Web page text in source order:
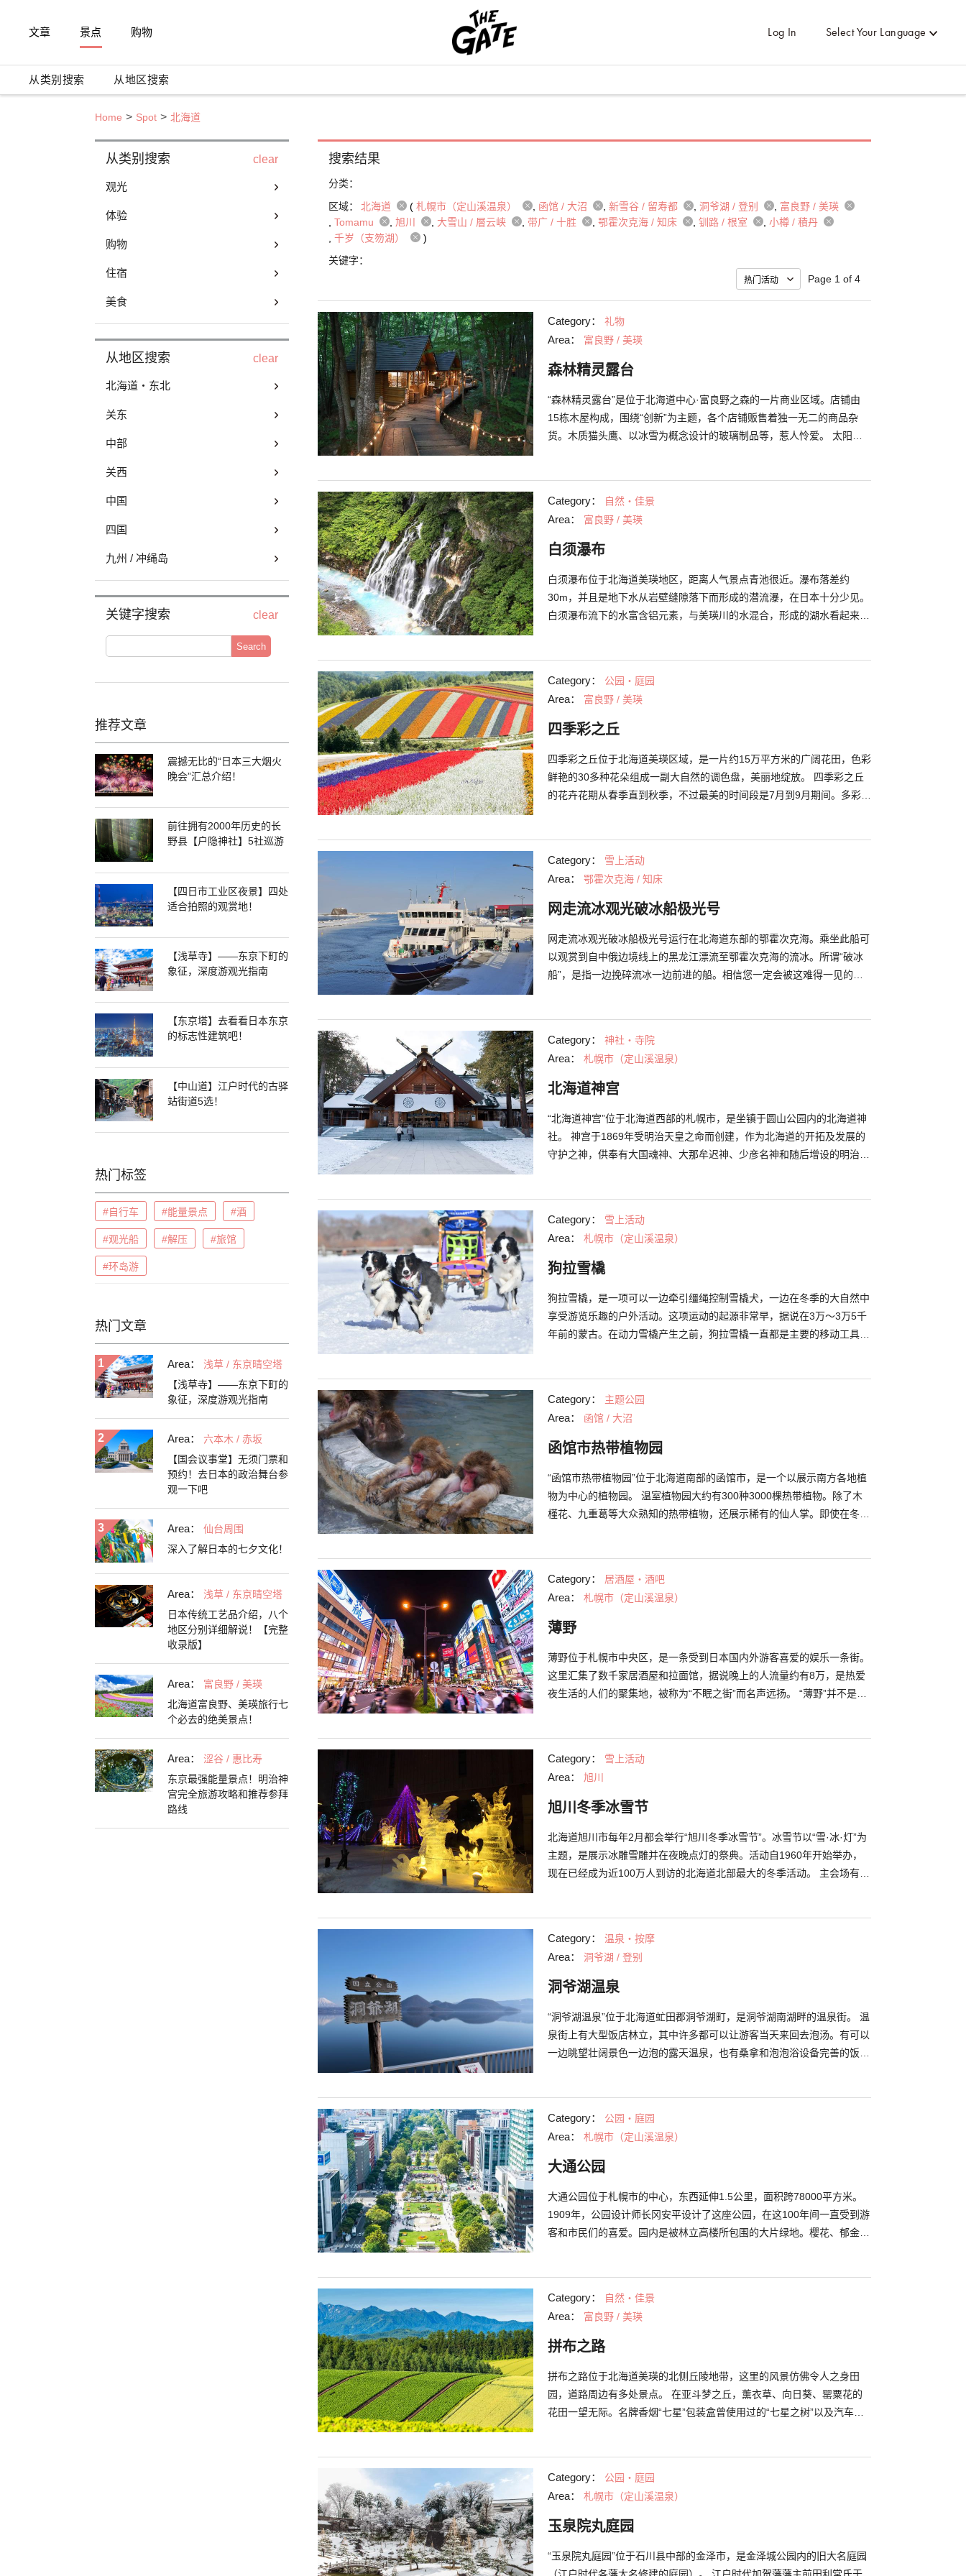
文章 景点 购物 Log In Select Your Language
从类别搜索 从地区搜索
Home Spot 北海道
从类别搜索 clear
观光
体验
购物
住宿
美食
从地区搜索 clear
北海道・东北
关东
中部
关西
中国
四国
九州 / 冲绳岛
关键字搜索 clear
Search
推荐文章
震撼无比的“日本三大烟火
晚会”汇总介绍！
前往拥有2000年历史的长
野县【户隐神社】5社巡游
【四日市工业区夜景】四处
适合拍照的观赏地！
【浅草寺】——东京下町的
象征，深度游观光指南
【东京塔】去看看日本东京
的标志性建筑吧！
【中山道】江户时代的古驿
站街道5选！
热门标签
#自行车 #能量景点 #酒
#观光船 #解压 #旅馆
#环岛游
热门文章
Area：
浅草 / 东京晴空塔
【浅草寺】——东京下町的
象征，深度游观光指南
Area：
六本木 / 赤坂
【国会议事堂】无须门票和
预约！去日本的政治舞台参
观一下吧
Area：
仙台周围
深入了解日本的七夕文化！
Area：
浅草 / 东京晴空塔
日本传统工艺品介绍，八个
地区分别详细解说！【完整
收录版】
Area：
富良野 / 美瑛
北海道富良野、美瑛旅行七
个必去的绝美景点！
Area：
涩谷 / 惠比寿
东京最强能量景点！明治神
宫完全旅游攻略和推荐参拜
路线
搜索结果
分类：
区域：
北海道 ( 札幌市（定山溪温泉） 函馆 / 大沼 新雪谷 / 留寿都 洞爷湖 / 登别
富良野 / 美瑛
Tomamu
旭川 大雪山 / 層云峡 带广 / 十胜 鄂霍次克海 / 知床 钏路 / 根室
小樽 / 積丹
千岁（支笏湖）
)
关键字：
Page 1 of 4
Category： 礼物
Area： 富良野 / 美瑛
森林精灵露台
“森林精灵露台”是位于北海道中心·富良野之森的一片商业区域。店铺由
15栋木屋构成，围绕“创新”为主题，各个店铺贩售着独一无二的商品杂
货。木质猫头鹰、以冰雪为概念设计的玻璃制品等，惹人怜爱。 太阳落
Category： 自然・佳景
Area： 富良野 / 美瑛
白须瀑布
白须瀑布位于北海道美瑛地区，距离人气景点青池很近。瀑布落差约
30m，并且是地下水从岩壁缝隙落下而形成的潜流瀑，在日本十分少见。
白须瀑布流下的水富含铝元素，与美瑛川的水混合，形成的湖水看起来是
景象。另外，严冬时的白须瀑布也不会冻结，届时可以欣赏到因瀑布跌落
而形成的水蒸气附着在树枝上的景象“树冰”，可谓大自然的艺术品。
Category： 公园・庭园
Area： 富良野 / 美瑛
四季彩之丘
四季彩之丘位于北海道美瑛区域，是一片约15万平方米的广阔花田，色彩
鲜艳的30多种花朵组成一副大自然的调色盘，美丽地绽放。 四季彩之丘
的花卉花期从春季直到秋季，不过最美的时间段是7月到9月期间。多彩的
四季彩之丘培育的蔬菜的“四季彩之丘农场”，冬天可以在被雪覆盖的花田
上开雪橇车以及雪划艇等各种冬季户外运动。
Category： 雪上活动
Area： 鄂霍次克海 / 知床
网走流冰观光破冰船极光号
网走流冰观光破冰船极光号运行在北海道东部的鄂霍次克海。乘坐此船可
以观赏到自中俄边境线上的黑龙江漂流至鄂霍次克海的流冰。所谓“破冰
船”，是指一边挽碎流冰一边前进的船。相信您一定会被这难得一见的壮
上的野生动物的姿态。如海豹等海兽类和虎头海雕等鸟类等。 网走港内
的巨大岩石“帽子岩”也是一大看点。据说以北海道为主要居住地的原住民
阿伊努人曾以帽子岩为他们的守护神。
Category： 神社・寺院
Area： 札幌市（定山溪温泉）
北海道神宫
“北海道神宫”位于北海道西部的札幌市，是坐镇于圆山公园内的北海道神
社。 神宫于1869年受明治天皇之命而创建，作为北海道的开拓及发展的
守护之神，供奉有大国魂神、大那牟迟神、少彦名神和随后增设的明治天
栽有虾夷山樱和染井吉野等一千多棵樱花树。参拜后还可在西停车场附近
的“六花亭神宫茶屋店”小憩，并品尝煎茶和店内限定的烤年糕“判官
Sama”。 每年6月的“札幌祭”热闹非凡，札幌市内各地彩车和身着平安时
宫距离同为札幌观光名胜的“圆山公园”交通便捷，每年都会有众多观光游
客前来参观，整个会场都沉浸于热闹的氛围之中。
Category： 雪上活动
Area： 札幌市（定山溪温泉）
狗拉雪橇
狗拉雪橇，是一项可以一边牵引缰绳控制雪橇犬，一边在冬季的大自然中
享受游览乐趣的户外活动。这项运动的起源非常早，据说在3万～3万5千
年前的蒙古。在动力雪橇产生之前，狗拉雪橇一直都是主要的移动工具。
队方法主要有两种，一条直线排列的前后型和扇形展开的队伍。 寒冷的
冬季，时速达15千米的狗拉雪橇在雪上飞驰。如此一边控制雪橇犬，一边
在自然中游览的体验，相信定会成为游客一生的难忘记忆。
Category： 主题公园
Area： 函馆 / 大沼
函馆市热带植物园
“函馆市热带植物园”位于北海道南部的函馆市，是一个以展示南方各地植
物为中心的植物园。 温室植物园大约有300种3000棵热带植物。除了木
槿花、九重葛等大众熟知的热带植物，还展示稀有的仙人掌。即使在冬
的话，您就可以体验投喂猴子。在冬季，园内的“水之广场”会成为猴子的
温泉，可以看到猴子们舒适地泡温泉的样子。
Category： 居酒屋・酒吧
Area： 札幌市（定山溪温泉）
薄野
薄野位于札幌市中央区，是一条受到日本国内外游客喜爱的娱乐一条街。
这里汇集了数千家居酒屋和拉面馆，据说晚上的人流量约有8万，是热爱
夜生活的人们的聚集地，被称为“不眠之街”而名声远扬。 “薄野”并不是一
餐厅，您可以在众多店铺中选出一家您最中意的！
Category： 雪上活动
Area： 旭川
旭川冬季冰雪节
北海道旭川市每年2月都会举行“旭川冬季冰雪节”。冰雪节以“雪·冰·灯”为
主题，是展示冰雕雪雕并在夜晚点灯的祭典。活动自1960年开始举办，
现在已经成为近100万人到访的北海道北部最大的冬季活动。 主会场有旭
通购物公园同时举办冰雕世界大赛，夜晚作品将被彩灯点亮，可以欣赏与
白天不同的光景。 其他还有旭川中心的彩灯展和人气艺人的表演花火大
会等魅力满载的活动。活动期间非常冷，请注意做好保暖措施哦！
Category： 温泉・按摩
Area： 洞爷湖 / 登别
洞爷湖温泉
“洞爷湖温泉”位于北海道虻田郡洞爷湖町，是洞爷湖南湖畔的温泉街。 温
泉街上有大型饭店林立，其中许多都可以让游客当天来回去泡汤。有可以
一边眺望壮阔景色一边泡的露天温泉，也有桑拿和泡泡浴设备完善的饭店
季都有举办活动也是这里的特色之一。在洞爷湖湖畔健走也好，乘坐独木
舟或皮艇在湖面上散步也不错，配合在洞爷湖举办的活动可以有各种玩乐
方式。
Category： 公园・庭园
Area： 札幌市（定山溪温泉）
大通公园
大通公园位于札幌市的中心，东西延伸1.5公里，面积跨78000平方米。
1909年，公园设计师长冈安平设计了这座公园，在这100年间一直受到游
客和市民们的喜爱。园内是被林立高楼所包围的大片绿地。樱花、郁金香
为有名。每年拜访大通公园的游客和市民非常多，热闹非凡。
Category： 自然・佳景
Area： 富良野 / 美瑛
拼布之路
拼布之路位于北海道美瑛的北侧丘陵地带，这里的风景仿佛令人之身田
园，道路周边有多处景点。 在亚斗梦之丘，薰衣草、向日葵、罂粟花的
花田一望无际。名牌香烟“七星”包装盒曾使用过的“七星之树”以及汽车广
的感受吧。边兜风，边找找有名的景点吧！
Category： 公园・庭园
Area： 札幌市（定山溪温泉）
玉泉院丸庭园
“玉泉院丸庭园”位于石川县中部的金泽市，是金泽城公园内的旧大名庭园